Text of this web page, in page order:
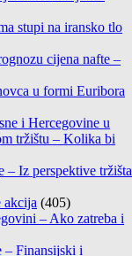
stupi na iransko tlo
cijena nafte –
u formi Euribora
i Hercegovine u
tržištu – Kolika bi
– Iz perspektive tržišta
akcija (405)
– Ako zatreba i
– Finansijski i